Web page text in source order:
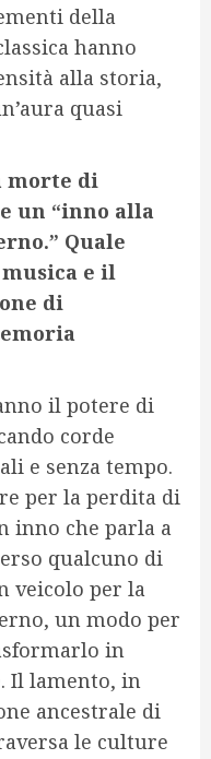
della
hanno
alla storia,
quasi
morte di
un “inno alla
Quale
e il
di
il potere di
corde
e senza tempo.
per la perdita di
inno che parla a
qualcuno di
veicolo per la
un modo per
in
Il lamento, in
ancestrale di
le culture